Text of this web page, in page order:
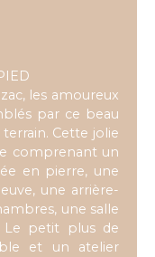
les amoureux
par ce beau
Cette jolie
comprenant un
en pierre, une
une arrière-
une salle
Le petit plus de
et un atelier